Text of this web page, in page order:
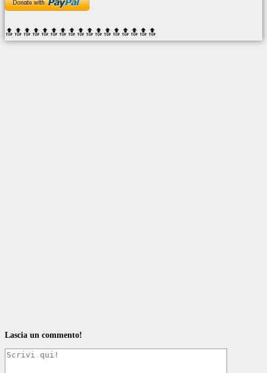
🔝🔝🔝🔝🔝🔝 🔝🔝🔝🔝🔝🔝 🔝🔝🔝🔝🔝
Lascia un commento!